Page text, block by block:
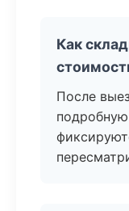
Как
После